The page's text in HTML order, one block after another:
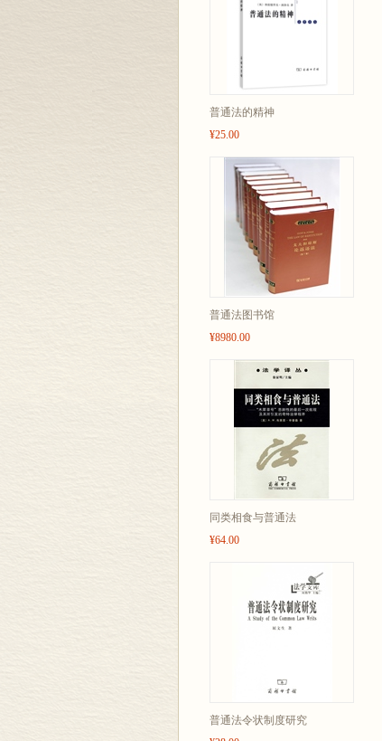
普通法的精神
¥25.00
普通法图书馆
¥8980.00
同类相食与普通法
¥64.00
普通法令状制度研究